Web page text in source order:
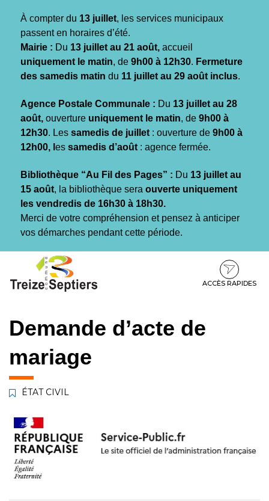
À compter du 13 juillet, les services municipaux
passent en horaires d’été.
Mairie : Du 13 juillet au 21 août, accueil
uniquement le matin, de 9h00 à 12h30. Fermeture
des samedis matin du 11 juillet au 29 août inclus.
Agence Postale Communale : Du 13 juillet au 28
août, ouverture uniquement le matin, de 9h00 à
12h30. Les samedis de juillet : ouverture de 9h00 à
12h00, l es samedis d’août : agence fermée.
Bibliothèque “Au Fil des Pages” : Du 13 juillet au
15 août, la bibliothèque sera ouverte uniquement
les vendredis de 16h30 à 18h30.
Merci de votre compréhension et pensez à anticiper
vos démarches pendant cette période.
contenu
pied
ACCÈS RAPIDES
Demande d’acte de
mariage
ÉTAT CIVIL